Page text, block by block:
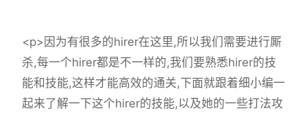
<p>因为有很多的hirer在这里,所以我们需要进行厮
杀,每一个hirer都是不一样的,我们要熟悉hirer的技
能和技能,这样才能高效的通关,下面就跟着细小编一
起来了解一下这个hirer的技能,以及她的一些打法攻